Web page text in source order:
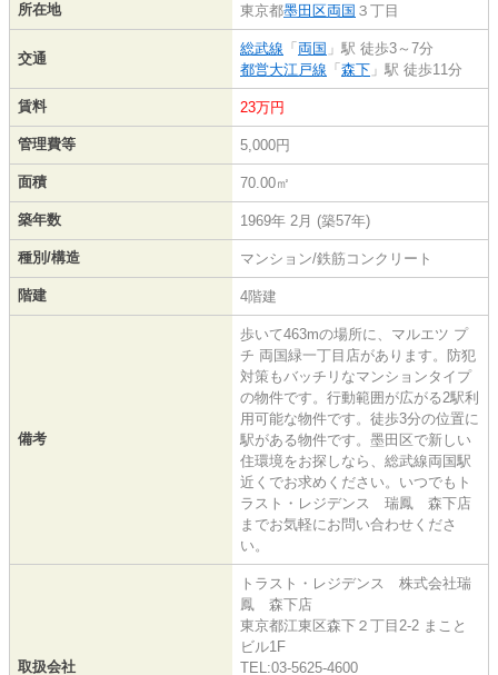
所在地 東京都墨田区両国 ３丁目
交通
総武線 「 両国 」駅 徒歩3～7分
都営大江戸線 「 森下 」駅 徒歩11分
賃料 23万円
管理費等 5,000円
面積 70.00㎡
築年数 1969年 2月 (築57年)
種別/構造 マンション/鉄筋コンクリート
階建 4階建
備考
歩いて463mの場所に、マルエツ プ
チ 両国緑一丁目店があります。防犯
対策もバッチリなマンションタイプ
の物件です。行動範囲が広がる2駅利
用可能な物件です。徒歩3分の位置に
駅がある物件です。墨田区で新しい
住環境をお探しなら、総武線両国駅
近くでお求めください。いつでもト
ラスト・レジデンス 瑞鳳 森下店
までお気軽にお問い合わせくださ
い。
取扱会社
トラスト・レジデンス 株式会社瑞
鳳 森下店
東京都江東区森下２丁目2-2 まこと
ビル1F
TEL:03-5625-4600